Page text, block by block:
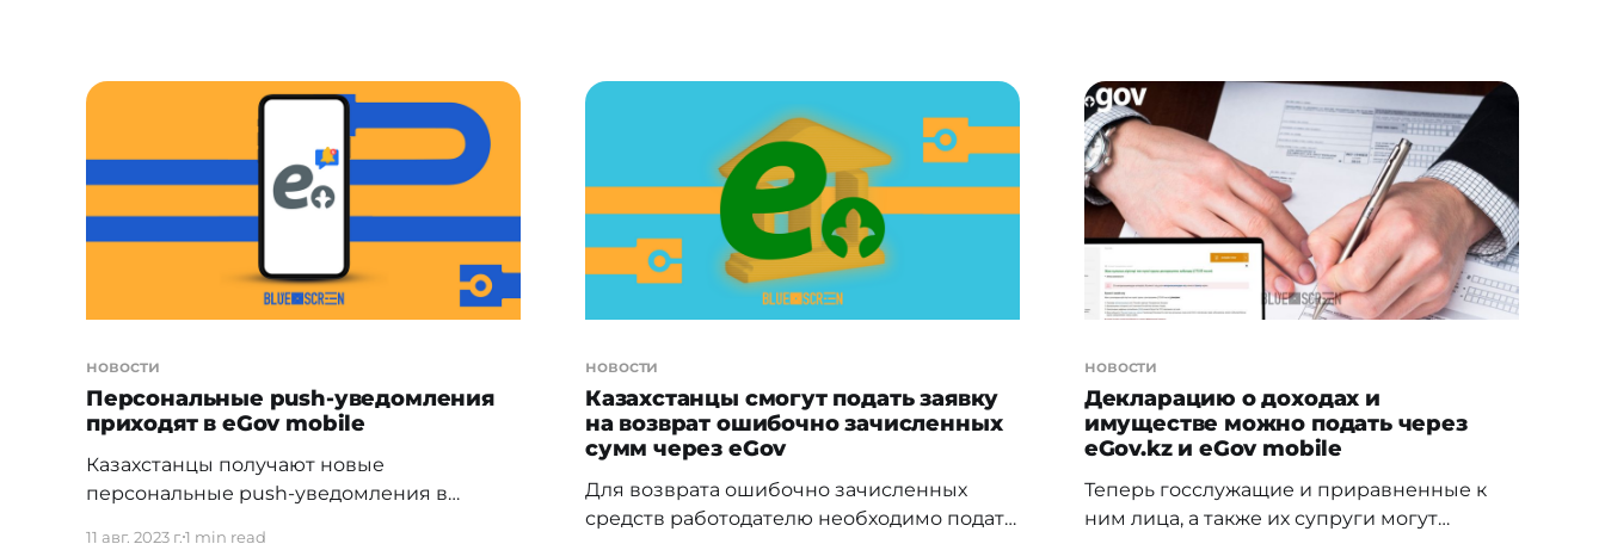
затем онлайн голосованием отбирают
победителей. Проект объединяет жителей
вокруг какой-либо локальной проблемы,
вовлекает соседей в обсуждения,
позволяет до мелочей разобраться
об истечении срока действия
диагностической карты технического
напомнить гражданам за 30 дней о
истечении срока документа.
Отправленные push-уведомления будут
доступны для просмотра в разделе
"Уведомления"
АО "Национальные информационные
технологии" позволяет гражданам
заверить нотариальные документы за
пару минут без необходимости
посещения нотариуса. Дополнительная
опция для оформления документов, где
требуется согласие супругов, появилась в
новости
Персональные push-уведомления
приходят в eGov mobile
Казахстанцы получают новые
персональные push-уведомления в
11 авг. 2023 г.1 min read
новости
Казахстанцы смогут подать заявку
на возврат ошибочно зачисленных
сумм через eGov
Для возврата ошибочно зачисленных
средств работодателю необходимо подать
новости
Декларацию о доходах и
имуществе можно подать через
eGov.kz и eGov mobile
Теперь госслужащие и приравненные к
ним лица, а также их супруги могут